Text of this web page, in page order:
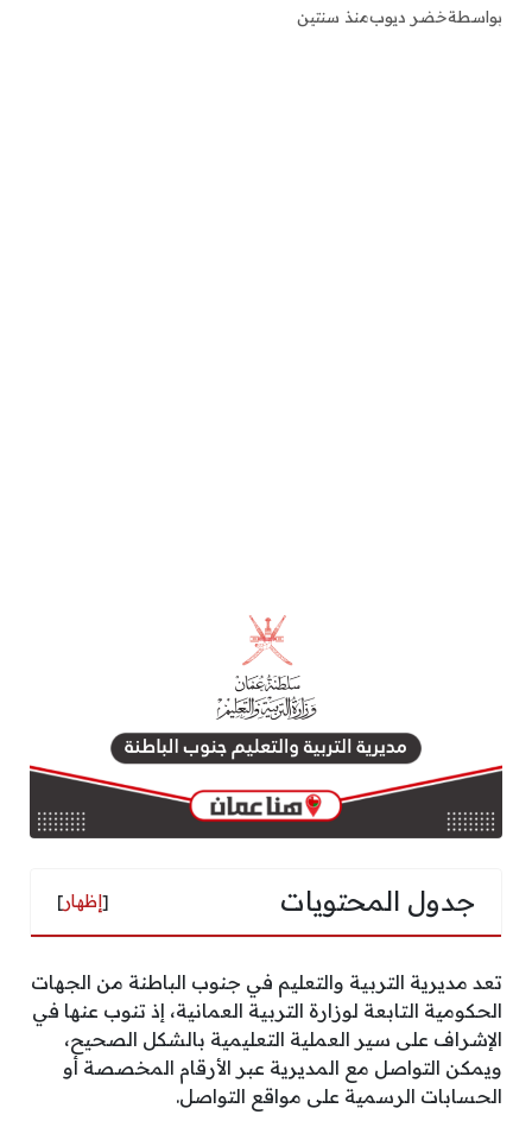
بواسطةخضر ديوبمنذ سنتين
جدول المحتويات [إظهار]
تعد مديرية التربية والتعليم في جنوب الباطنة من الجهات
الحكومية التابعة لوزارة التربية العمانية، إذ تنوب عنها في
الإشراف على سير العملية التعليمية بالشكل الصحيح،
ويمكن التواصل مع المديرية عبر الأرقام المخصصة أو
الحسابات الرسمية على مواقع التواصل.